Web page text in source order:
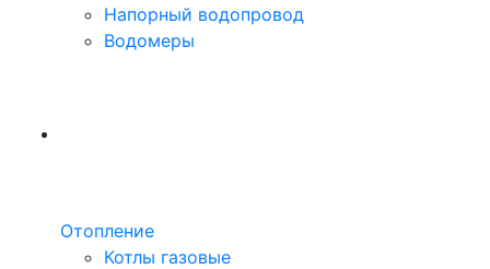
Напорный водопровод
Водомеры
Отопление
Котлы газовые